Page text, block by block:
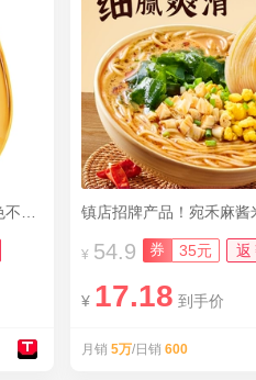
镇店招牌产品！宛禾麻酱
¥ 54.9 券 35元 返
¥ 17.18 到手价
月销 5万/日销 600